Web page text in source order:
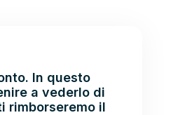
In questo
a vederlo di
rimborseremo il